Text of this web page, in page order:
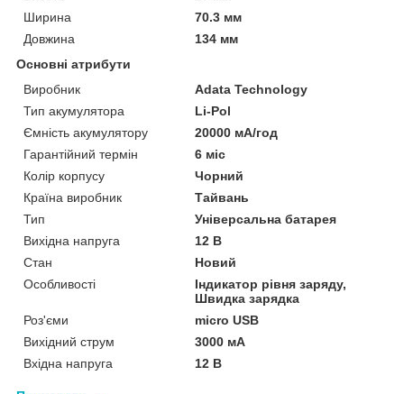
Ширина
70.3 мм
Довжина
134 мм
Основні атрибути
Виробник
Adata Technology
Тип акумулятора
Li-Pol
Ємність акумулятору
20000 мА/год
Гарантійний термін
6 міс
Колір корпусу
Чорний
Країна виробник
Тайвань
Тип
Універсальна батарея
Вихідна напруга
12 В
Стан
Новий
Особливості
Індикатор рівня заряду,
Швидка зарядка
Роз'єми
micro USB
Вихідний струм
3000 мА
Вхідна напруга
12 В